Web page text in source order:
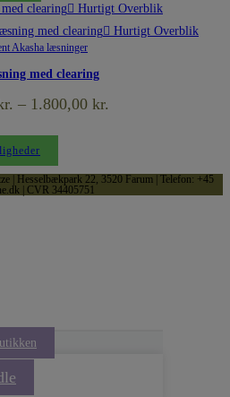
Hurtigt Overblik
Hurtigt Overblik
Akasha læsninger
med clearing
– 1.800,00 kr.
| Hesselbækpark 22, 3520 Farum | Telefon: +45
| CVR 34405751